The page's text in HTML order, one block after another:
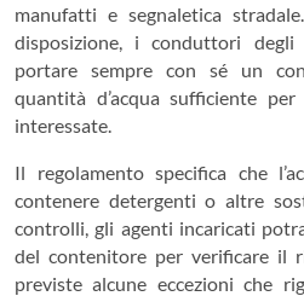
manufatti e segnaletica
disposizione, i conduttori
portare sempre con sé un
quantità d’acqua sufficiente
interessate.
Il regolamento specifica che
contenere detergenti o altre
controlli, gli agenti incaricati
del contenitore per verificare il
previste alcune eccezioni che